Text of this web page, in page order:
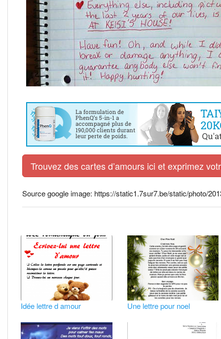
Trouvez des cartes d’amours ici et exprimez
Source google image: https://static1.7sur7.be/static/photo/
Idée lettre d amour Une lettre pour noel